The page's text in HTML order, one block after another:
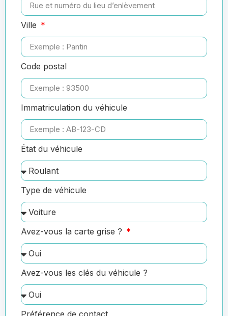
Ville
Code postal
Immatriculation du véhicule
État du véhicule
Type de véhicule
Avez-vous la carte grise ?
Avez-vous les clés du véhicule ?
Préférence de contact